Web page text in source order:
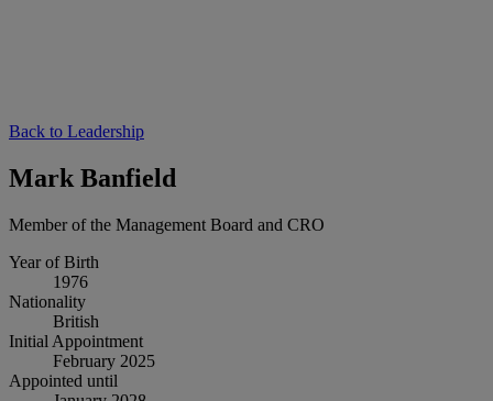
Back to Leadership
Mark Banfield
Member of the Management Board and CRO
Year of Birth
1976
Nationality
British
Initial Appointment
February 2025
Appointed until